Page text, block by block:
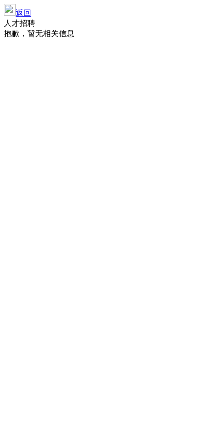
返回
人才招聘
抱歉，暂无相关信息